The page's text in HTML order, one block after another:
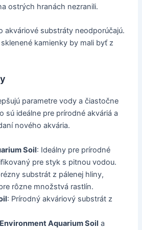
ostrých hranách nezranili.
akváriové substráty neodporúčajú.
kamienky by mali byť z
parametre vody a čiastočne
sú ideálne pre prírodné akváriá a
nového akvária.
Soil: Ideálny pre prírodné
pre styk s pitnou vodou.
substrát z pálenej hliny,
rôzne množstvá rastlín.
: Prírodný akváriový substrát z
Aquarium Soil a